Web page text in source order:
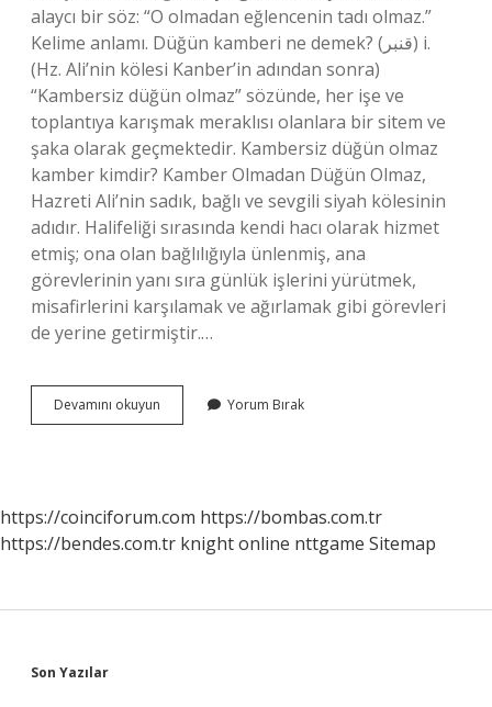
alaycı bir söz: “O olmadan eğlencenin tadı olmaz.”
Kelime anlamı. Düğün kamberi ne demek? (ﻗﻨﺒﺮ) i.
(Hz. Ali’nin kölesi Kanber’in adından sonra)
“Kambersiz düğün olmaz” sözünde, her işe ve
toplantıya karışmak meraklısı olanlara bir sitem ve
şaka olarak geçmektedir. Kambersiz düğün olmaz
kamber kimdir? Kamber Olmadan Düğün Olmaz,
Hazreti Ali’nin sadık, bağlı ve sevgili siyah kölesinin
adıdır. Halifeliği sırasında kendi hacı olarak hizmet
etmiş; ona olan bağlılığıyla ünlenmiş, ana
görevlerinin yanı sıra günlük işlerini yürütmek,
misafirlerini karşılamak ve ağırlamak gibi görevleri
de yerine getirmiştir.…
Devamını okuyun Kambersiz
Düğün
Yorum Bırak
https://coinciforum.com https://bombas.com.tr
https://bendes.com.tr knight online nttgame Sitemap
Sidebar
Son Yazılar